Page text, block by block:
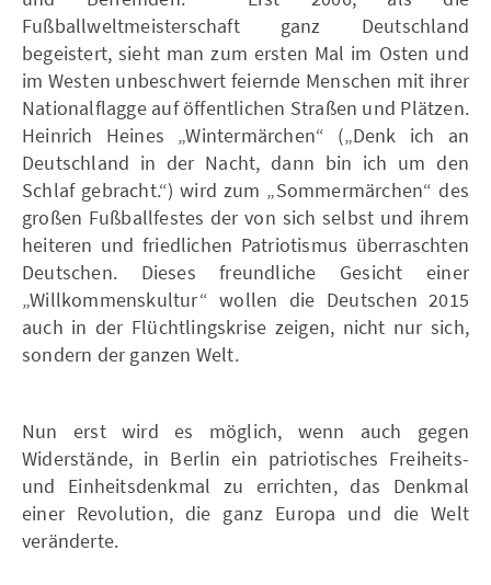
Fußballweltmeisterschaft ganz Deutschland
begeistert, sieht man zum ersten Mal im Osten und
im Westen unbeschwert feiernde Menschen mit ihrer
Nationalflagge auf öffentlichen Straßen und Plätzen.
Heinrich Heines „Wintermärchen“ („Denk ich an
Deutschland in der Nacht, dann bin ich um den
Schlaf gebracht.“) wird zum „Sommermärchen“ des
großen Fußballfestes der von sich selbst und ihrem
heiteren und friedlichen Patriotismus überraschten
Deutschen. Dieses freundliche Gesicht einer
„Willkommenskultur“ wollen die Deutschen 2015
auch in der Flüchtlingskrise zeigen, nicht nur sich,
sondern der ganzen Welt.
Nun erst wird es möglich, wenn auch gegen
Widerstände, in Berlin ein patriotisches Freiheits-
und Einheitsdenkmal zu errichten, das Denkmal
einer Revolution, die ganz Europa und die Welt
veränderte.